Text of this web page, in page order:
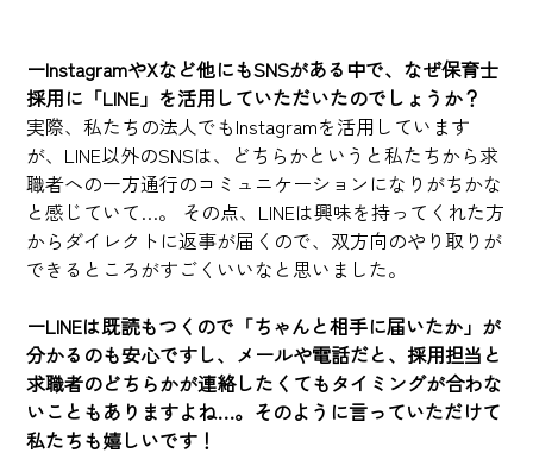
ーInstagramやXなど他にもSNSがある中で、なぜ保育士
採用に「LINE」を活用していただいたのでしょうか？
実際、私たちの法人でもInstagramを活用しています
が、LINE以外のSNSは、どちらかというと私たちから求
職者への一方通行のコミュニケーションになりがちかな
と感じていて…。 その点、LINEは興味を持ってくれた方
からダイレクトに返事が届くので、双方向のやり取りが
できるところがすごくいいなと思いました。
ーLINEは既読もつくので「ちゃんと相手に届いたか」が
分かるのも安心ですし、メールや電話だと、採用担当と
求職者のどちらかが連絡したくてもタイミングが合わな
いこともありますよね…。そのように言っていただけて
私たちも嬉しいです！